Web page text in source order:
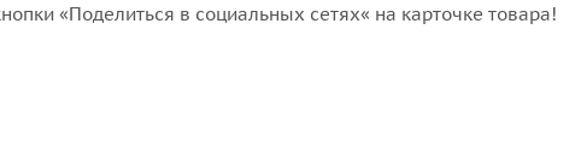
«Поделиться в социальных сетях« на карточке товара!